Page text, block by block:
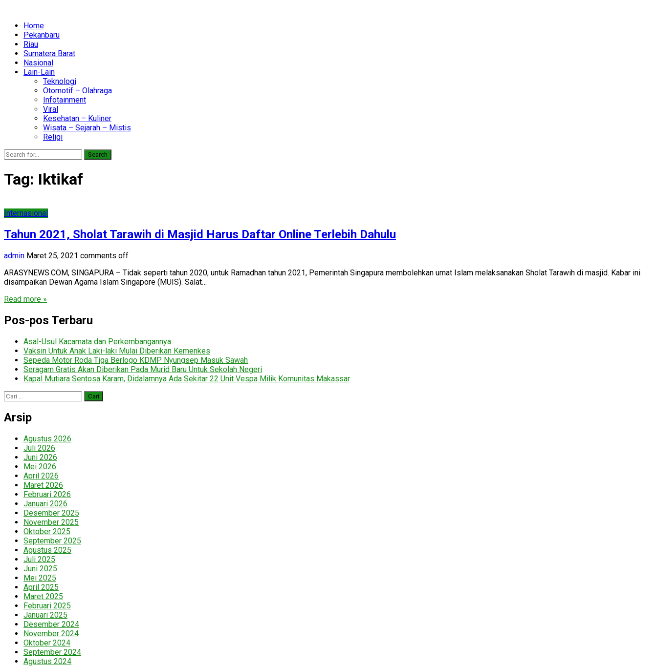
Home
Pekanbaru
Riau
Sumatera Barat
Nasional
Lain-Lain
Teknologi
Otomotif – Olahraga
Infotainment
Viral
Kesehatan – Kuliner
Wisata – Sejarah – Mistis
Religi
Search
Tag: Iktikaf
Internasional
Tahun 2021, Sholat Tarawih di Masjid Harus Daftar Online Terlebih Dahulu
admin Maret 25, 2021 comments off
ARASYNEWS.COM, SINGAPURA – Tidak seperti tahun 2020, untuk Ramadhan tahun 2021, Pemerintah Singapura membolehkan umat Islam melaksanakan Sholat Tarawih di masjid. Kabar ini
disampaikan Dewan Agama Islam Singapore (MUIS). Salat…
Read more »
Pos-pos Terbaru
Asal-Usul Kacamata dan Perkembangannya
Vaksin Untuk Anak Laki-laki Mulai Diberikan Kemenkes
Sepeda Motor Roda Tiga Berlogo KDMP Nyungsep Masuk Sawah
Seragam Gratis Akan Diberikan Pada Murid Baru Untuk Sekolah Negeri
Kapal Mutiara Sentosa Karam, Didalamnya Ada Sekitar 22 Unit Vespa Milik Komunitas Makassar
Cari
untuk:
Arsip
Agustus 2026
Juli 2026
Juni 2026
Mei 2026
April 2026
Maret 2026
Februari 2026
Januari 2026
Desember 2025
November 2025
Oktober 2025
September 2025
Agustus 2025
Juli 2025
Juni 2025
Mei 2025
April 2025
Maret 2025
Februari 2025
Januari 2025
Desember 2024
November 2024
Oktober 2024
September 2024
Agustus 2024